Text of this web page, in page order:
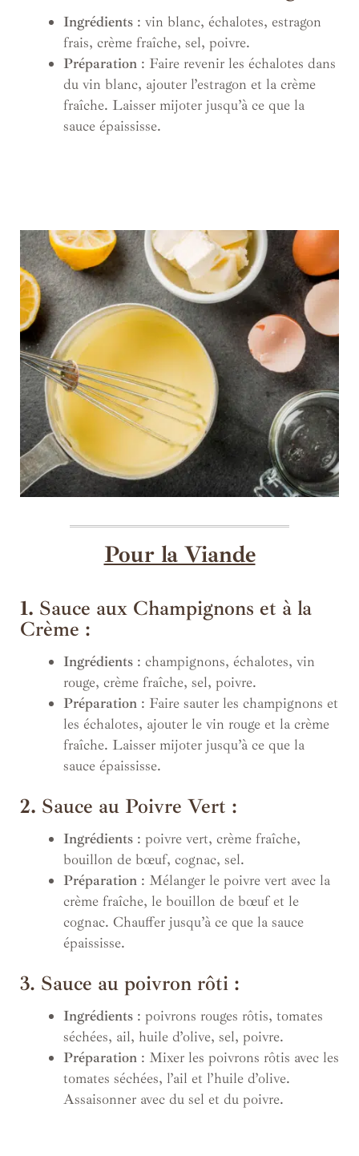
Ingrédients : vin blanc, échalotes, estragon
frais, crème fraîche, sel, poivre.
Préparation : Faire revenir les échalotes dans
du vin blanc, ajouter l’estragon et la crème
fraîche. Laisser mijoter jusqu’à ce que la
sauce épaississe.
Pour la Viande
1. Sauce aux Champignons et à la
Crème :
Ingrédients : champignons, échalotes, vin
rouge, crème fraîche, sel, poivre.
Préparation : Faire sauter les champignons et
les échalotes, ajouter le vin rouge et la crème
fraîche. Laisser mijoter jusqu’à ce que la
sauce épaississe.
2. Sauce au Poivre Vert :
Ingrédients : poivre vert, crème fraîche,
bouillon de bœuf, cognac, sel.
Préparation : Mélanger le poivre vert avec la
crème fraîche, le bouillon de bœuf et le
cognac. Chauffer jusqu’à ce que la sauce
épaississe.
3. Sauce au poivron rôti :
Ingrédients : poivrons rouges rôtis, tomates
séchées, ail, huile d’olive, sel, poivre.
Préparation : Mixer les poivrons rôtis avec les
tomates séchées, l’ail et l’huile d’olive.
Assaisonner avec du sel et du poivre.